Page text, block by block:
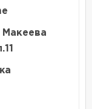
Макеева